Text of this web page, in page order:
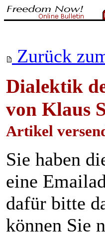
Zurück
Dialektik
von Klaus
Artikel
Sie haben
eine
dafür bitte
können Sie